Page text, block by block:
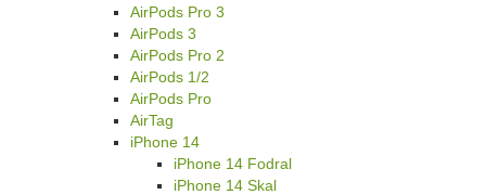
AirPods Pro 3
AirPods 3
AirPods Pro 2
AirPods 1/2
AirPods Pro
AirTag
iPhone 14
iPhone 14 Fodral
iPhone 14 Skal